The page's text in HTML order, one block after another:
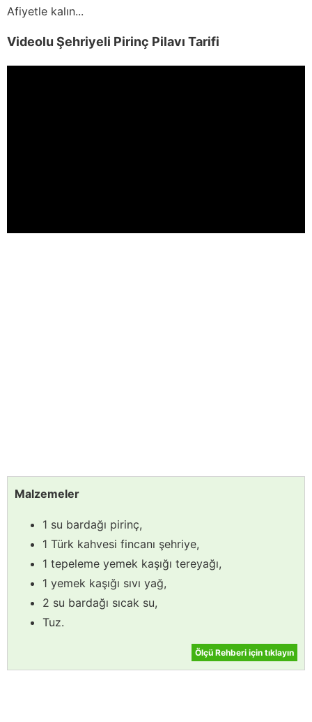
Afiyetle kalın...
Videolu Şehriyeli Pirinç Pilavı Tarifi
Malzemeler
1 su bardağı pirinç,
1 Türk kahvesi fincanı şehriye,
1 tepeleme yemek kaşığı tereyağı,
1 yemek kaşığı sıvı yağ,
2 su bardağı sıcak su,
Tuz.
Ölçü Rehberi için tıklayın